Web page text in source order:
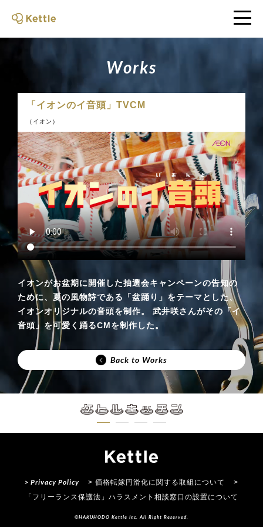
Works
「イオンのイ音頭」TVCM
（イオン）
イオンがお盆期に開催した抽選会キャンペーンの告知の
ために、夏の風物詩である「盆踊り」をテーマとした、
イオンオリジナルの音頭を制作。 武井咲さんがその「イ
音頭」を可愛く踊るCMを制作した。
Back to Works
> Privacy Policy > 価格転嫁円滑化に関する取組について
>
「フリーランス保護法」ハラスメント相談窓口の設置について
©HAKUHODO Kettle Inc. All Right Reserved.